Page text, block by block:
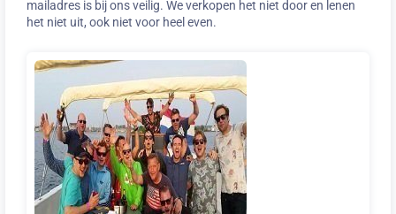
mailadres is bij ons veilig. We verkopen het niet door en lenen
het niet uit, ook niet voor heel even.